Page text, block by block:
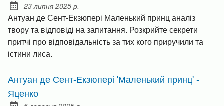
Posted on:
23 липня 2025 р.
Антуан де Сент-Екзюпері Маленький принц аналіз
твору та відповіді на запитання. Розкрийте секрети
притчі про відповідальність за тих кого приручили та
істини лиса.
Антуан де Сент-Екзюпері 'Маленький принц' -
Яценко